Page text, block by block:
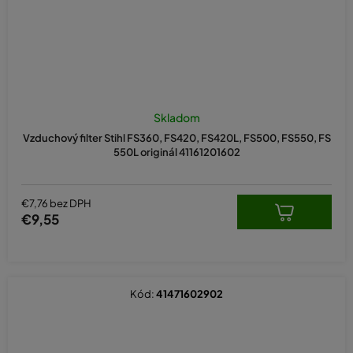
Vzduchový filter Stihl FS360, FS420, FS420L, FS500, FS550, FS
550L originál 41161201602
Skladom
€7,76 bez DPH
€9,55
Kód:41471602902